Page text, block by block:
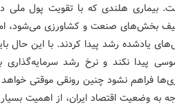
بیماری هلندی که با تقویت پول ملی
بخش‌های صنعت و کشاورزی می‌شود، اما
یادشده رشد پیدا کردند. با این حال
پیدا نکند و نرخ رشد سرمایه‌گذاری
فراهم نشود چنین رونقی موقتی
به وضعیت اقتصاد ایران، از اهمیت